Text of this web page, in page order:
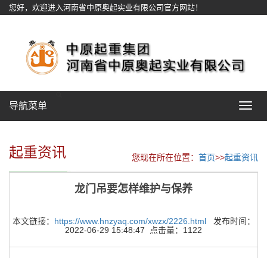
您好，欢迎进入河南省中原奥起实业有限公司官方网站！
Toggle
导航菜单
起重资讯 您现在所在位置： 首页>>起重资讯
龙门吊要怎样维护与保养
本文链接： https://www.hnzyaq.com/xwzx/2226.html发布时间：
2022-06-29 15:48:47 点击量：1122